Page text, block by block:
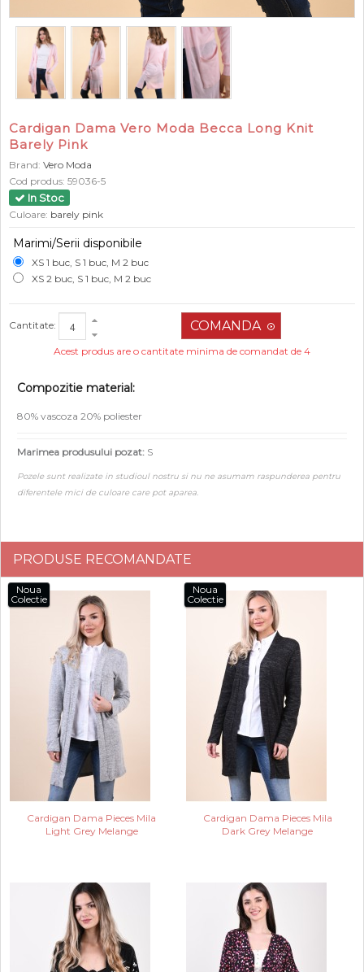
Cardigan Dama Vero Moda Becca Long Knit
Barely Pink
Brand: Vero Moda
Cod produs: 59036-5
In Stoc
Culoare: barely pink
Marimi/Serii disponibile
XS 1 buc, S 1 buc, M 2 buc
XS 2 buc, S 1 buc, M 2 buc
Cantitate:
Acest produs are o cantitate minima de comandat de 4
Compozitie material:
80% vascoza 20% poliester
Marimea produsului pozat: S
Pozele sunt realizate in studioul nostru si nu ne asumam raspunderea pentru
diferentele mici de culoare care pot aparea.
PRODUSE RECOMANDATE
Noua
Colectie
Cardigan Dama Pieces Mila
Light Grey Melange
Noua
Colectie
Cardigan Dama Pieces Mila
Dark Grey Melange